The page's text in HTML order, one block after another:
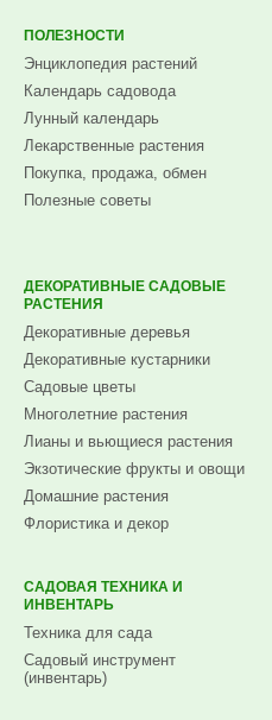
ПОЛЕЗНОСТИ
Энциклопедия растений
Календарь садовода
Лунный календарь
Лекарственные растения
Покупка, продажа, обмен
Полезные советы
ДЕКОРАТИВНЫЕ САДОВЫЕ
РАСТЕНИЯ
Декоративные деревья
Декоративные кустарники
Садовые цветы
Многолетние растения
Лианы и вьющиеся растения
Экзотические фрукты и овощи
Домашние растения
Флористика и декор
САДОВАЯ ТЕХНИКА И
ИНВЕНТАРЬ
Техника для сада
Садовый инструмент
(инвентарь)